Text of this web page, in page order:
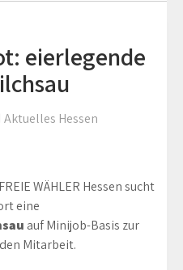
eierlegende
Aktuelles Hessen
WÄHLER Hessen sucht
eine
auf Minijob-Basis zur
Mitarbeit.